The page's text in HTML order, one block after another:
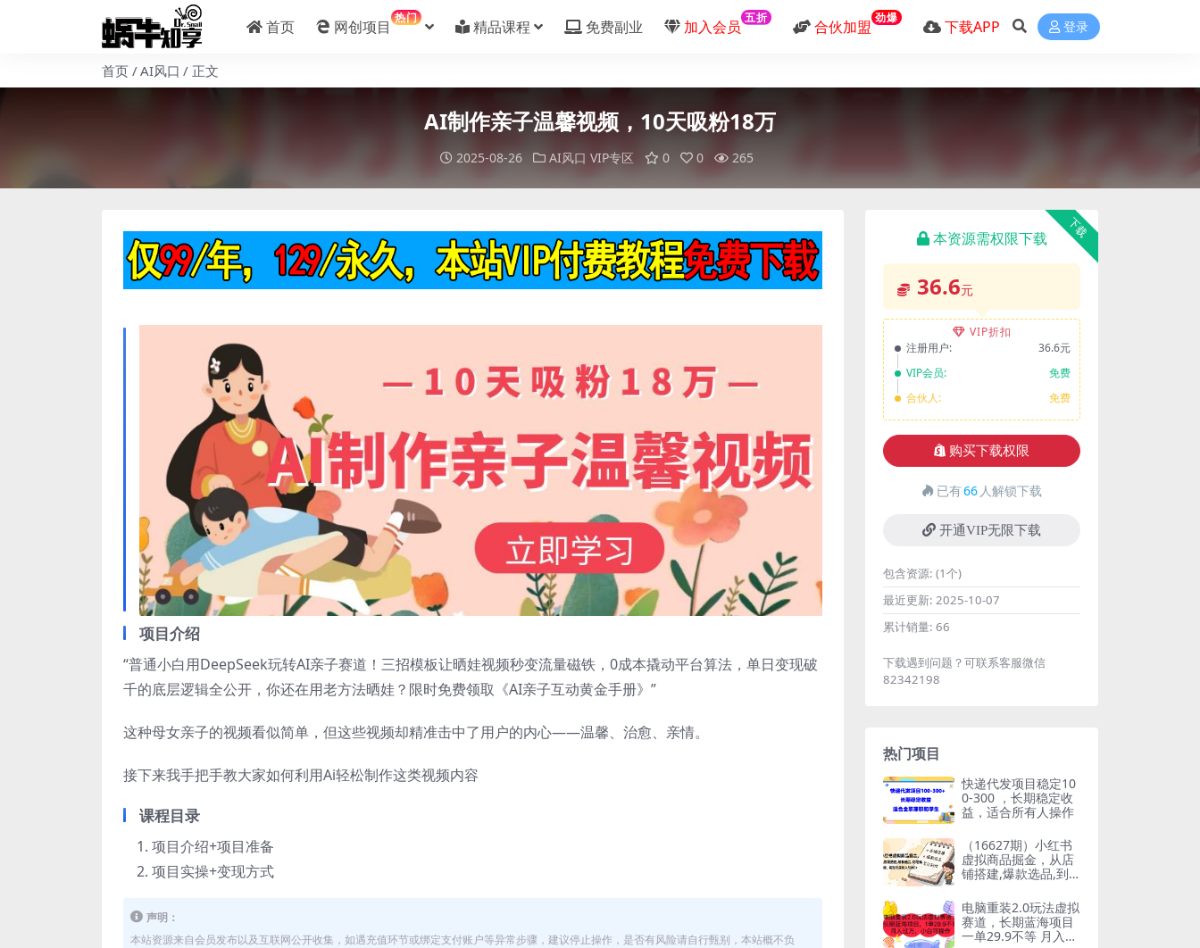
首页 网创项目 热门 精品课程 免费副业 加入会员 五折 合伙加盟 劲爆 下载APP 登录
首页 AI风口 正文
AI制作亲子温馨视频，10天吸粉18万
2025-08-26 AI风口 VIP专区 0 0 265
项目介绍
“普通小白用DeepSeek玩转AI亲子赛道！三招模板让晒娃视频秒变流量磁铁，0成本撬动平台算法，单日变现破
千的底层逻辑全公开，你还在用老方法晒娃？限时免费领取《AI亲子互动黄金手册》”
这种母女亲子的视频看似简单，但这些视频却精准击中了用户的内心——温馨、治愈、亲情。
接下来我手把手教大家如何利用Ai轻松制作这类视频内容
课程目录
项目介绍+项目准备
项目实操+变现方式
声明：
本站资源来自会员发布以及互联网公开收集，如遇充值环节或绑定支付账户等异常步骤，建议停止操作，是否有风险请自行甄别，本站概不负
下载
本资源需权限下载
36.6元
VIP折扣
注册用户:
36.6元
VIP会员:
免费
合伙人:
免费
购买下载权限
已有66 人解锁下载
开通VIP无限下载
包含资源: (1个)
最近更新: 2025-10-07
累计销量: 66
下载遇到问题？可联系客服微信
82342198
热门项目
快递代发项目稳定10
0-300 ，长期稳定收
益，适合所有人操作
（16627期）小红书
虚拟商品掘金，从店
铺搭建,爆款选品,到
月入5000+
电脑重装2.0玩法虚拟
赛道，长期蓝海项目
一单29.9不等 月入过